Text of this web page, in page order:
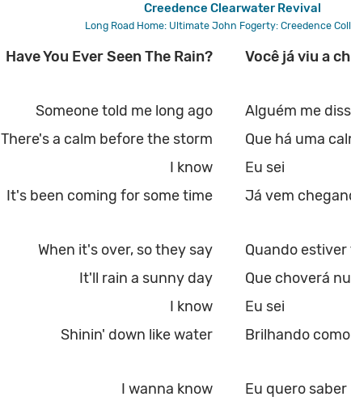
Creedence Clearwater Revival
Long Road Home: Ultimate John Fogerty: Creedence
Você já viu a
Alguém me
Que há uma
Eu sei
Já vem
Quando
Que choverá
Eu sei
Brilhando
Eu quero saber
Have You Ever Seen The Rain?
Someone told me long ago
There's a calm before the storm
I know
It's been coming for some time
When it's over, so they say
It'll rain a sunny day
I know
Shinin' down like water
I wanna know